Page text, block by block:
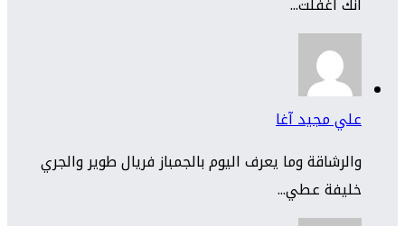
علي مجيد آغا
والرشاقة وما يعرف اليوم بالجمباز فريال طوير والجري
خليفة عطي...